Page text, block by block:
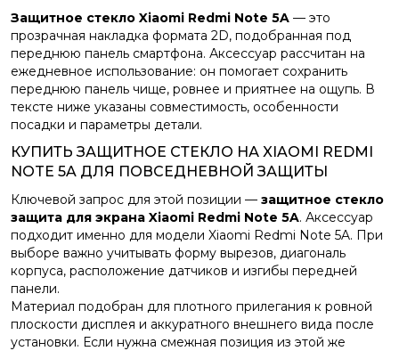
Защитное стекло Xiaomi Redmi Note 5A — это
прозрачная накладка формата 2D, подобранная под
переднюю панель смартфона. Аксессуар рассчитан на
ежедневное использование: он помогает сохранить
переднюю панель чище, ровнее и приятнее на ощупь. В
тексте ниже указаны совместимость, особенности
посадки и параметры детали.
КУПИТЬ ЗАЩИТНОЕ СТЕКЛО НА XIAOMI REDMI
NOTE 5A ДЛЯ ПОВСЕДНЕВНОЙ ЗАЩИТЫ
Ключевой запрос для этой позиции — защитное стекло
защита для экрана Xiaomi Redmi Note 5A. Аксессуар
подходит именно для модели Xiaomi Redmi Note 5A. При
выборе важно учитывать форму вырезов, диагональ
корпуса, расположение датчиков и изгибы передней
панели.
Материал подобран для плотного прилегания к ровной
плоскости дисплея и аккуратного внешнего вида после
установки. Если нужна смежная позиция из этой же